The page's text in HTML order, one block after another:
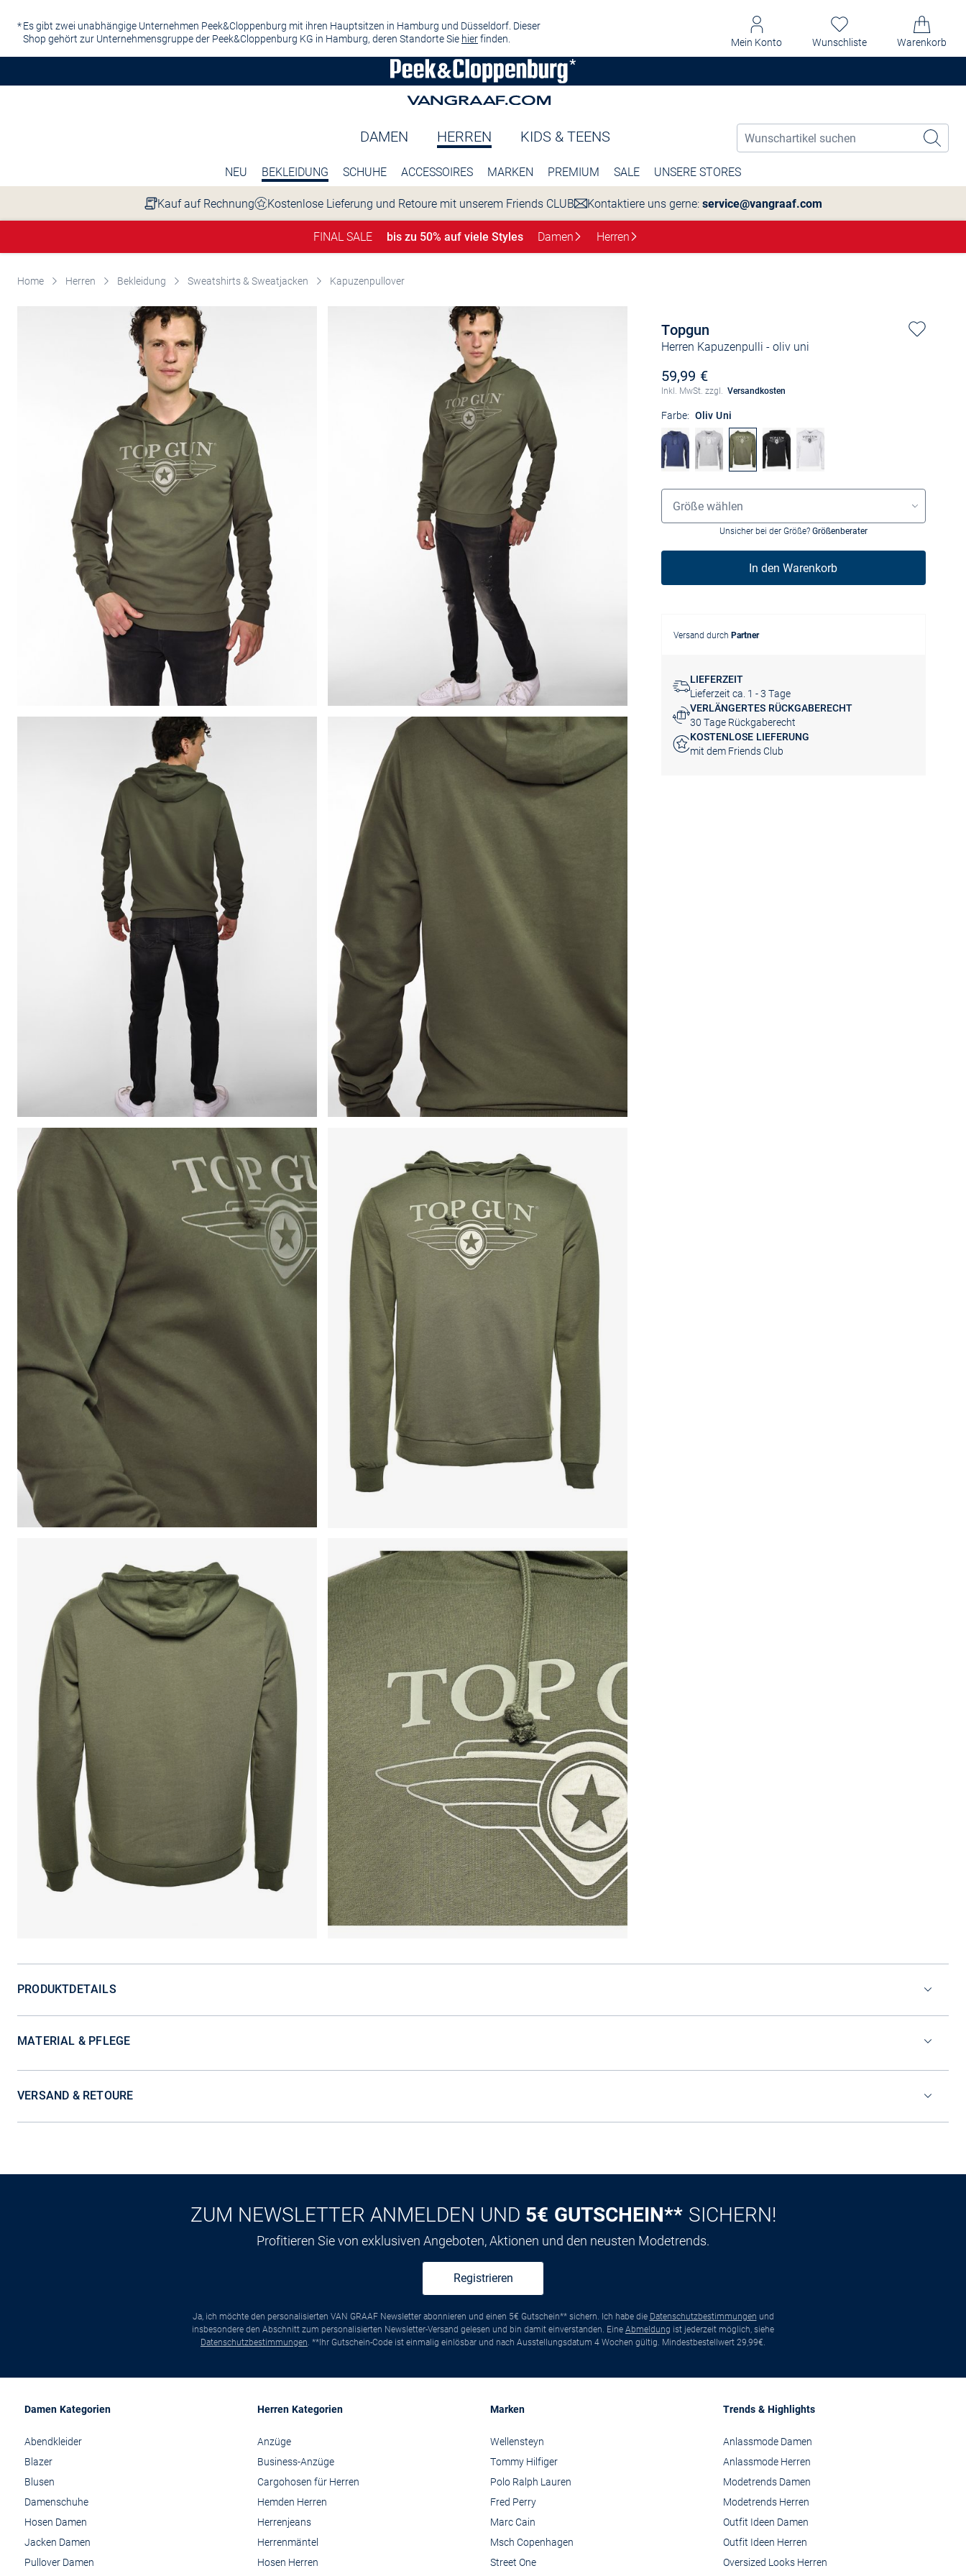
Es gibt zwei unabhängige Unternehmen Peek&Cloppenburg mit ihren Hauptsitzen in Hamburg und Düsseldorf. Dieser
Shop gehört zur Unternehmensgruppe der Peek&Cloppenburg KG in Hamburg, deren Standorte Sie hierfinden. Mein Konto Wunschliste Warenkorb
DAMEN HERREN KIDS & TEENS
NEU BEKLEIDUNG SCHUHE ACCESSOIRES MARKEN PREMIUM SALE UNSERE STORES
Kauf auf Rechnung Kostenlose Lieferung und Retoure mit unserem Friends CLUB Kontaktiere uns gerne: service@vangraaf.com
FINAL SALE bis zu 50% auf viele Styles Damen Herren
Home Herren Bekleidung Sweatshirts & Sweatjacken Kapuzenpullover
Topgun
Herren Kapuzenpulli - oliv uni
59,99 €
Inkl. MwSt. zzgl. Versandkosten
Farbe: Oliv Uni
Grössenauswahl
Größe wählen
Unsicher bei der Größe? Größenberater
In den Warenkorb
Versand durch Partner
LIEFERZEIT
Lieferzeit ca. 1 - 3 Tage
VERLÄNGERTES RÜCKGABERECHT
30 Tage Rückgaberecht
KOSTENLOSE LIEFERUNG
mit dem Friends Club
PRODUKTDETAILS
MATERIAL & PFLEGE
VERSAND & RETOURE
ZUM NEWSLETTER ANMELDEN UND 5€ GUTSCHEIN** SICHERN!
Profitieren Sie von exklusiven Angeboten, Aktionen und den neusten Modetrends.
Registrieren
Ja, ich möchte den personalisierten VAN GRAAF Newsletter abonnieren und einen 5€ Gutschein** sichern. Ich habe die Datenschutzbestimmungen und
insbesondere den Abschnitt zum personalisierten Newsletter-Versand gelesen und bin damit einverstanden. Eine Abmeldung ist jederzeit möglich, siehe
Datenschutzbestimmungen . **Ihr Gutschein-Code ist einmalig einlösbar und nach Ausstellungsdatum 4 Wochen gültig. Mindestbestellwert 29,99€.
Damen Kategorien
Abendkleider
Blazer
Blusen
Damenschuhe
Hosen Damen
Jacken Damen
Pullover Damen
Herren Kategorien
Anzüge
Business-Anzüge
Cargohosen für Herren
Hemden Herren
Herrenjeans
Herrenmäntel
Hosen Herren
Marken
Wellensteyn
Tommy Hilfiger
Polo Ralph Lauren
Fred Perry
Marc Cain
Msch Copenhagen
Street One
Trends & Highlights
Anlassmode Damen
Anlassmode Herren
Modetrends Damen
Modetrends Herren
Outfit Ideen Damen
Outfit Ideen Herren
Oversized Looks Herren